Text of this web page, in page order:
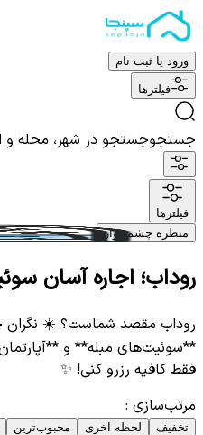
ورود یا ثبت نام
فیلترها
جستجوجستجو در شهر، محله و
فیلترها
منظره چشم نواز
روداب؛ اجاره آسان
روداب مقصد شماست؟ ☀️ نگران
**سوئیت‌های مبله** و
فقط کافیه رزرو کنی! ✨
مرتب‌سازی :
تخفیف لحظه آخری محبوب‌ترین